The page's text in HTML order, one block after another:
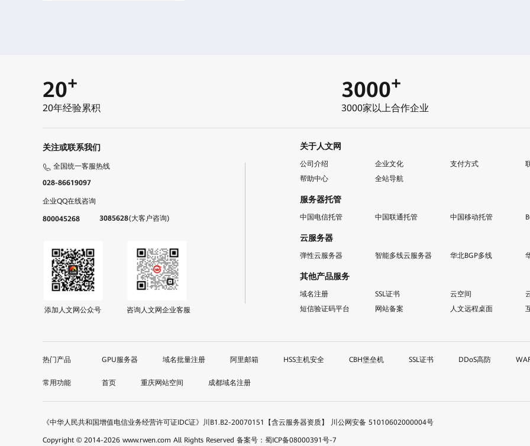
20+
20年经验累积
3000+
3000家以上合作企业
关注或联系我们
全国统一客服热线
028-86619097
企业QQ在线咨询
800045268 3085628(大客户咨询)
添加人文网公众号 咨询人文网企业客服
关于人文网
公司介绍 企业文化 支付方式
帮助中心
全站导航
服务器托管
中国电信托管 中国联通托管 中国移动托管
云服务器
弹性云服务器 智能多线云服务器 华北BGP多线
其他产品服务
域名注册 SSL证书 云空间
短信验证码平台
网站备案 人文远程桌面
GPU服务器 域名批量注册 阿里邮箱 HSS主机安全 CBH堡垒机 SSL证书 DDoS高防
首页 重庆网站空间 成都域名注册
《中华人民共和国增值电信业务经营许可证IDC证》川B1.B2-20070151【含云服务器资质】 川公网安备 51010602000004号
Copyright © 2014-2026 www.rwen.com All Rights Reserved 备案号：蜀ICP备08000391号-7